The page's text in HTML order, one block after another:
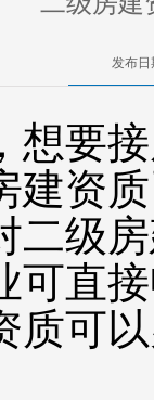
发布
想要
建资
二级
可直
质可